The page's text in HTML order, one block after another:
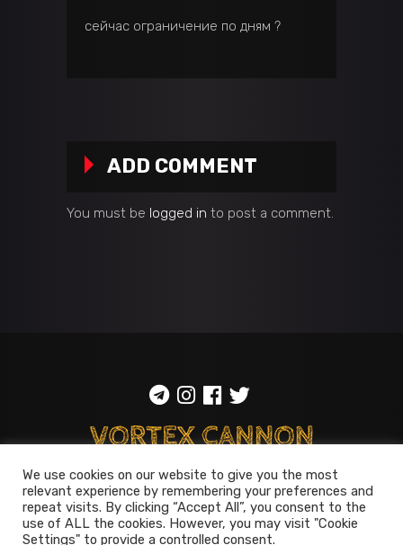
сейчас ограничение по дням ?
ADD COMMENT
You must be logged in to post a comment.
ToS::Privacy policy
© 2014-2026Vortex Cannon
We use cookies on our website to give you the most
relevant experience by remembering your preferences and
repeat visits. By clicking “Accept All”, you consent to the
use of ALL the cookies. However, you may visit "Cookie
Settings" to provide a controlled consent.